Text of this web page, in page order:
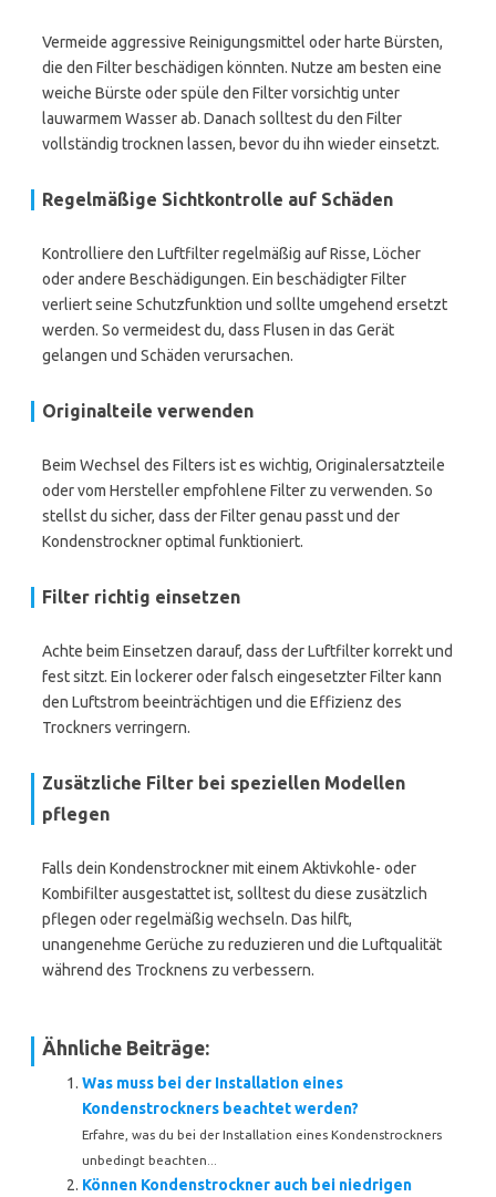
Vermeide aggressive Reinigungsmittel oder harte Bürsten,
die den Filter beschädigen könnten. Nutze am besten eine
weiche Bürste oder spüle den Filter vorsichtig unter
lauwarmem Wasser ab. Danach solltest du den Filter
vollständig trocknen lassen, bevor du ihn wieder einsetzt.
Regelmäßige Sichtkontrolle auf Schäden
Kontrolliere den Luftfilter regelmäßig auf Risse, Löcher
oder andere Beschädigungen. Ein beschädigter Filter
verliert seine Schutzfunktion und sollte umgehend ersetzt
werden. So vermeidest du, dass Flusen in das Gerät
gelangen und Schäden verursachen.
Originalteile verwenden
Beim Wechsel des Filters ist es wichtig, Originalersatzteile
oder vom Hersteller empfohlene Filter zu verwenden. So
stellst du sicher, dass der Filter genau passt und der
Kondenstrockner optimal funktioniert.
Filter richtig einsetzen
Achte beim Einsetzen darauf, dass der Luftfilter korrekt und
fest sitzt. Ein lockerer oder falsch eingesetzter Filter kann
den Luftstrom beeinträchtigen und die Effizienz des
Trockners verringern.
Zusätzliche Filter bei speziellen Modellen
pflegen
Falls dein Kondenstrockner mit einem Aktivkohle- oder
Kombifilter ausgestattet ist, solltest du diese zusätzlich
pflegen oder regelmäßig wechseln. Das hilft,
unangenehme Gerüche zu reduzieren und die Luftqualität
während des Trocknens zu verbessern.
Ähnliche Beiträge:
Was muss bei der Installation eines
Kondenstrockners beachtet werden?
Erfahre, was du bei der Installation eines Kondenstrockners
unbedingt beachten...
Können Kondenstrockner auch bei niedrigen